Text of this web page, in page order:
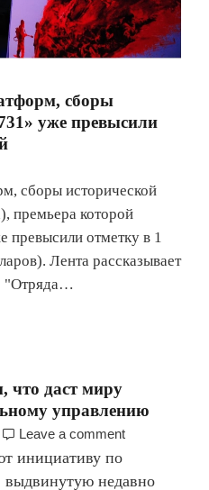
сборы
уже превысили
сборы исторической
премьера которой
превысили отметку в 1
Лента рассказывает
"Отряда…
что даст миру
управлению
Leave a comment
инициативу по
выдвинутую недавно